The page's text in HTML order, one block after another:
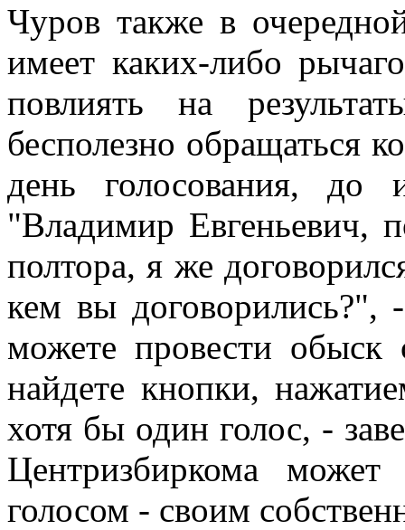
Чуров также в
имеет каких-либо
повлиять на
бесполезно обращаться
день голосования, до
"Владимир Евгеньевич,
полтора, я же
кем вы
можете провести
найдете кнопки,
хотя бы один голос, -
Центризбиркома может
голосом - своим